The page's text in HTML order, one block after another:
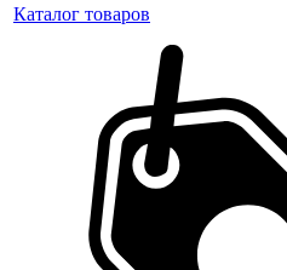
Каталог товаров